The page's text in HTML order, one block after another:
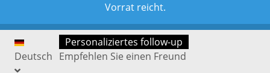
Vorrat reicht.
Deutsch
Personaliziertes follow-up
Empfehlen Sie einen Freund